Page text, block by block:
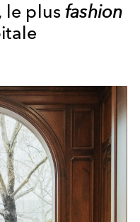
le plusfashion